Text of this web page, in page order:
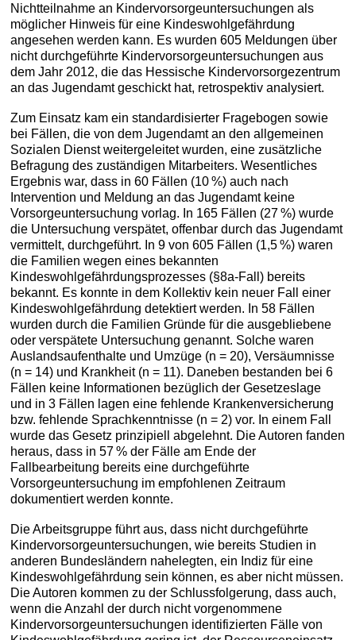
Nichtteilnahme an Kindervorsorgeuntersuchungen als
möglicher Hinweis für eine Kindeswohlgefährdung
angesehen werden kann. Es wurden 605 Meldungen über
nicht durchgeführte Kindervorsorgeuntersuchungen aus
dem Jahr 2012, die das Hessische Kindervorsorgezentrum
an das Jugendamt geschickt hat, retrospektiv analysiert.
Zum Einsatz kam ein standardisierter Fragebogen sowie
bei Fällen, die von dem Jugendamt an den allgemeinen
Sozialen Dienst weitergeleitet wurden, eine zusätzliche
Befragung des zuständigen Mitarbeiters. Wesentliches
Ergebnis war, dass in 60 Fällen (10 %) auch nach
Intervention und Meldung an das Jugendamt keine
Vorsorgeuntersuchung vorlag. In 165 Fällen (27 %) wurde
die Untersuchung verspätet, offenbar durch das Jugendamt
vermittelt, durchgeführt. In 9 von 605 Fällen (1,5 %) waren
die Familien wegen eines bekannten
Kindeswohlgefährdungsprozesses (§8a-Fall) bereits
bekannt. Es konnte in dem Kollektiv kein neuer Fall einer
Kindeswohlgefährdung detektiert werden. In 58 Fällen
wurden durch die Familien Gründe für die ausgebliebene
oder verspätete Untersuchung genannt. Solche waren
Auslandsaufenthalte und Umzüge (n = 20), Versäumnisse
(n = 14) und Krankheit (n = 11). Daneben bestanden bei 6
Fällen keine Informationen bezüglich der Gesetzeslage
und in 3 Fällen lagen eine fehlende Krankenversicherung
bzw. fehlende Sprachkenntnisse (n = 2) vor. In einem Fall
wurde das Gesetz prinzipiell abgelehnt. Die Autoren fanden
heraus, dass in 57 % der Fälle am Ende der
Fallbearbeitung bereits eine durchgeführte
Vorsorgeuntersuchung im empfohlenen Zeitraum
dokumentiert werden konnte.
Die Arbeitsgruppe führt aus, dass nicht durchgeführte
Kindervorsorgeuntersuchungen, wie bereits Studien in
anderen Bundesländern nahelegten, ein Indiz für eine
Kindeswohlgefährdung sein können, es aber nicht müssen.
Die Autoren kommen zu der Schlussfolgerung, dass auch,
wenn die Anzahl der durch nicht vorgenommene
Kindervorsorgeuntersuchungen identifizierten Fälle von